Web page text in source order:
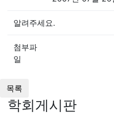
알려주세요.
첨부파
일
학회게시판